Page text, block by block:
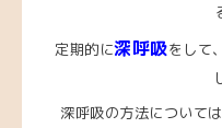
定期的に深呼吸をして、
深呼吸の方法について